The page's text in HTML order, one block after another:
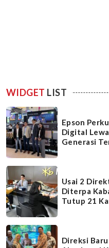
WIDGET LIST
Epson
Digital
Generasi
Usai 2
Diterpa
Tutup 21
Direksi